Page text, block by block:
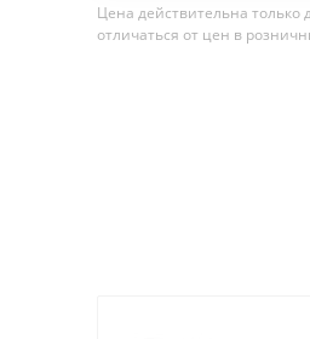
Цена действительна
отличаться от цен в